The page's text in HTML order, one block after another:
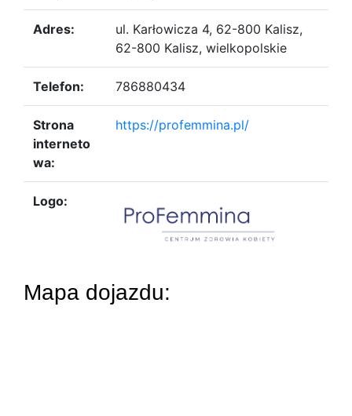
Adres:
ul. Karłowicza 4, 62-800 Kalisz,
62-800 Kalisz, wielkopolskie
Telefon: 786880434
Strona
interneto
wa:
https://profemmina.pl/
Logo:
Mapa dojazdu: